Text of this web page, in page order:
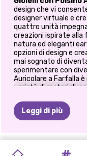
design che vi
designer virtuale e
quattro unità
creazioni ispirate alla
natura ed eleganti
opzioni di design e
mai sognato di
sperimentare con
Auricolare a Farfalla
varietà di materiali,
che riflettano
Polsino Auricolare a
diversi tipi di ear cuff
Immergiamoci
cuff ed esploriamo
Leggi di più
FRAGOLA
RITORNO
DESIGN